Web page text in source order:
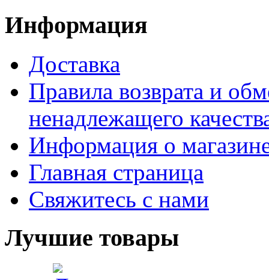
Информация
Доставка
Правила возврата и
ненадлежащего
Информация о
Главная страница
Свяжитесь с нами
Лучшие товары